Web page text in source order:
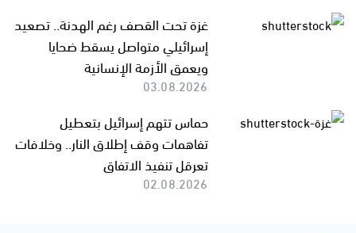
غزة تحت القصف رغم الهدنة.. تصعيد
إسرائيلي متواصل يسقط ضحايا
ويعمق الأزمة الإنسانية
03.08.2026
حماس تتهم إسرائيل بتعطيل
تفاهمات وقف إطلاق النار.. وخلافات
تعرقل تنفيذ الاتفاق
02.08.2026